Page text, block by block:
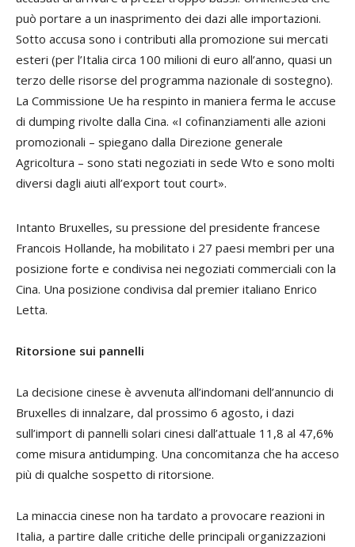
può portare a un inasprimento dei dazi alle importazioni.
Sotto accusa sono i contributi alla promozione sui mercati
esteri (per l’Italia circa 100 milioni di euro all’anno, quasi un
terzo delle risorse del programma nazionale di sostegno).
La Commissione Ue ha respinto in maniera ferma le accuse
di dumping rivolte dalla Cina. «I cofinanziamenti alle azioni
promozionali – spiegano dalla Direzione generale
Agricoltura – sono stati negoziati in sede Wto e sono molti
diversi dagli aiuti all’export tout court».
Intanto Bruxelles, su pressione del presidente francese
Francois Hollande, ha mobilitato i 27 paesi membri per una
posizione forte e condivisa nei negoziati commerciali con la
Cina. Una posizione condivisa dal premier italiano Enrico
Letta.
Ritorsione sui pannelli
La decisione cinese è avvenuta all’indomani dell’annuncio di
Bruxelles di innalzare, dal prossimo 6 agosto, i dazi
sull’import di pannelli solari cinesi dall’attuale 11,8 al 47,6%
come misura antidumping. Una concomitanza che ha acceso
più di qualche sospetto di ritorsione.
La minaccia cinese non ha tardato a provocare reazioni in
Italia, a partire dalle critiche delle principali organizzazioni